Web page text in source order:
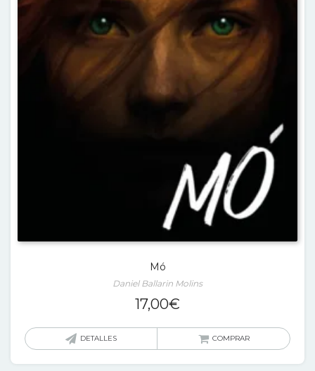
Mó
Daniel Ballarin Molins
17,00€
DETALLES COMPRAR